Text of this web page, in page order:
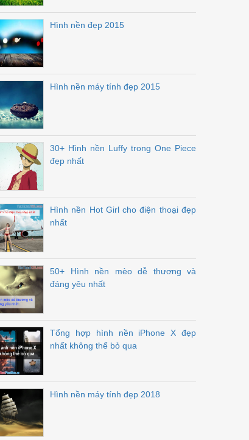
Hình nền đẹp 2015
Hình nền máy tính đẹp 2015
30+ Hình nền Luffy trong One Piece
đẹp nhất
Hình nền Hot Girl cho điện thoại đẹp
nhất
50+ Hình nền mèo dễ thương và
đáng yêu nhất
Tổng hợp hình nền iPhone X đẹp
nhất không thể bỏ qua
Hình nền máy tính đẹp 2018